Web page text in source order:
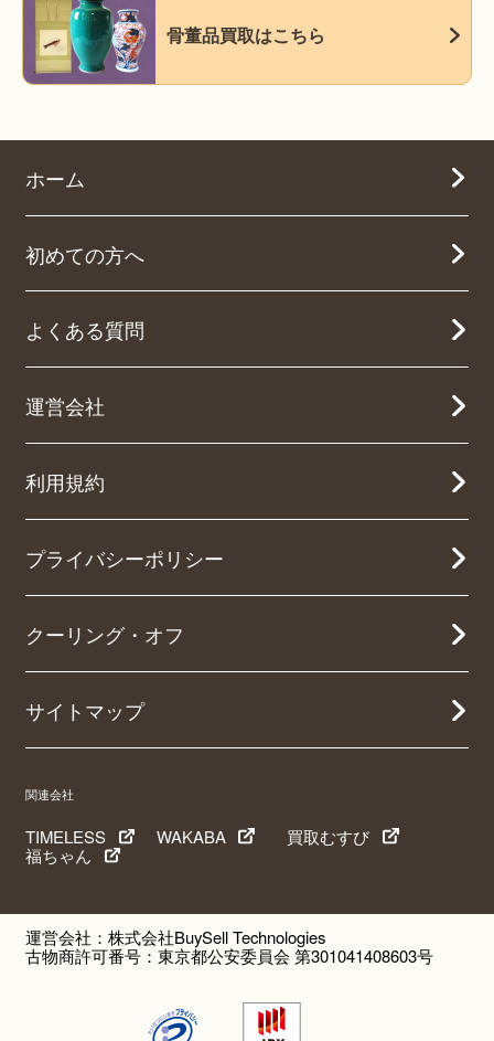
骨董品買取はこちら
ホーム
初めての方へ
よくある質問
運営会社
利用規約
プライバシーポリシー
クーリング・オフ
サイトマップ
関連会社
TIMELESS WAKABA
買取むすび
福ちゃん
運営会社：株式会社BuySell Technologies
古物商許可番号：東京都公安委員会 第301041408603号